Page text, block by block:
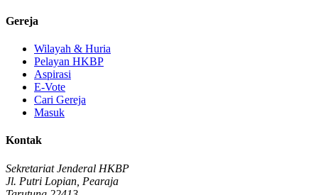
Gereja
Wilayah & Huria
Pelayan HKBP
Aspirasi
E-Vote
Cari Gereja
Masuk
Kontak
Sekretariat Jenderal HKBP
Jl. Putri Lopian, Pearaja